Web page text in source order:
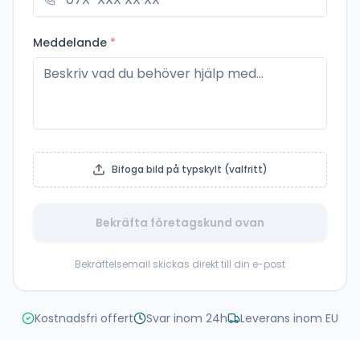
Meddelande *
Bifoga bild på typskylt (valfritt)
Bekräfta företagskund ovan
Bekräftelsemail skickas direkt till din e-post
Kostnadsfri offert Svar inom 24h Leverans inom EU